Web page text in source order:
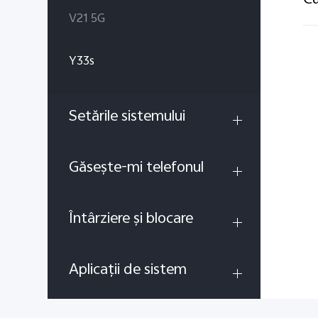
V21 5G
Y33s
Setările sistemului
Găsește-mi telefonul
Întârziere și blocare
Aplicații de sistem